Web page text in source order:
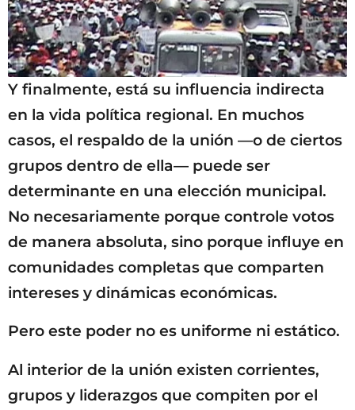
Y finalmente, está su influencia indirecta
en la vida política regional. En muchos
casos, el respaldo de la unión —o de ciertos
grupos dentro de ella— puede ser
determinante en una elección municipal.
No necesariamente porque controle votos
de manera absoluta, sino porque influye en
comunidades completas que comparten
intereses y dinámicas económicas.
Pero este poder no es uniforme ni estático.
Al interior de la unión existen corrientes,
grupos y liderazgos que compiten por el